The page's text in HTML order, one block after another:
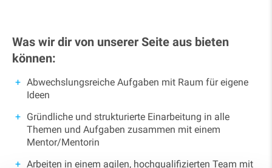
Was wir dir von unserer Seite aus bieten
können:
Abwechslungsreiche Aufgaben mit Raum für eigene
Ideen
Gründliche und strukturierte Einarbeitung in alle
Themen und Aufgaben zusammen mit einem
Mentor/Mentorin
Arbeiten in einem agilen, hochqualifizierten Team mit